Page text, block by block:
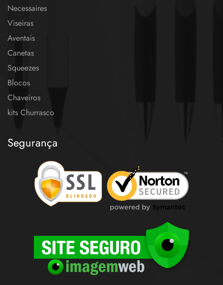
Necessaires
Viseiras
Aventais
Canetas
Squeezes
Blocos
Chaveiros
kits Churrasco
Segurança